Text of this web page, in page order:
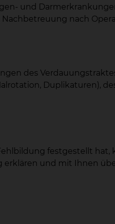
und
nach
des
Duplikaturen),
festgestellt
erklären und mit Ihnen